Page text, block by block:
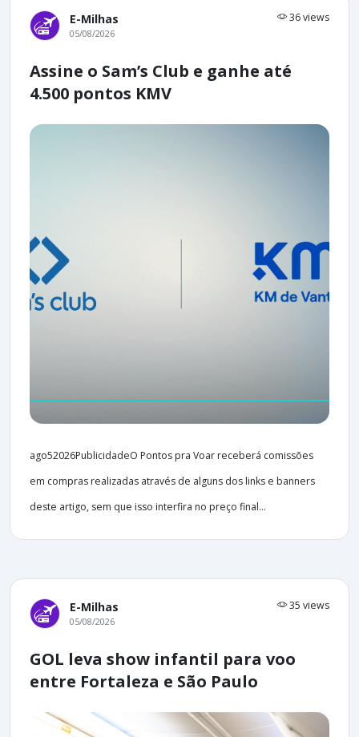
E-Milhas 36 views
05/08/2026
Assine o Sam’s Club e ganhe até
4.500 pontos KMV
ago52026PublicidadeO Pontos pra Voar receberá comissões
em compras realizadas através de alguns dos links e banners
deste artigo, sem que isso interfira no preço final...
E-Milhas 35 views
05/08/2026
GOL leva show infantil para voo
entre Fortaleza e São Paulo